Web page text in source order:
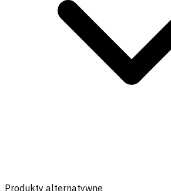
Produkty alternatywne